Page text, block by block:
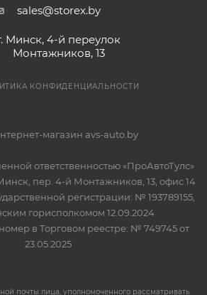
sales@storex.by
Минск, 4-й переулок
Монтажников, 13
КОНФИДЕНЦИАЛЬНОСТИ
магазин avs-auto.by
ответственностью «ПроАвтоТулс»
пер. 4-й Монтажников, 13, офис 14
регистрации: № 193789155,
горисполкомом 12.09.2024
в Торговом реестре: № 749745 от
23.05.2025
почты лица, уполномоченного рассматривать